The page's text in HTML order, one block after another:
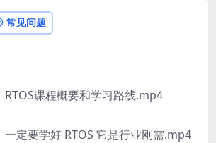
常见问题
RTOS课程概要和学习路线.mp4
定要学好 RTOS 它是行业刚需.mp4